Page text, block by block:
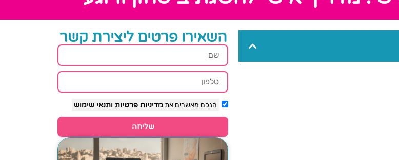
השאירו פרטים ליצירת קשר
הנכם מאשרים אתמדיניות פרטיות ותנאי שימוש
שליחה